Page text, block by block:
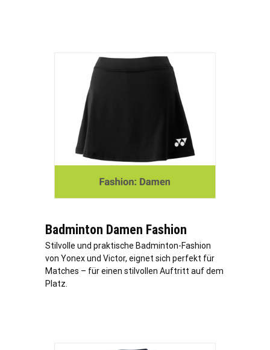
Badminton Damen Fashion
Stilvolle und praktische Badminton-Fashion
von Yonex und Victor, eignet sich perfekt für
Matches – für einen stilvollen Auftritt auf dem
Platz.